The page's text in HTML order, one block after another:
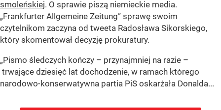
smoleńskiej. O sprawie piszą niemieckie media.
„Frankfurter Allgemeine Zeitung” sprawę swoim
czytelnikom zaczyna od tweeta Radosława Sikorskiego,
który skomentował decyzję prokuratury.
„Pismo śledczych kończy – przynajmniej na razie –
trwające dziesięć lat dochodzenie, w ramach którego
narodowo-konserwatywna partia PiS oskarżała Donalda...